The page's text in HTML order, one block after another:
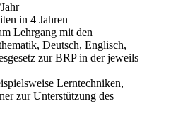
in 4 Jahren
Lehrgang mit den
Deutsch, Englisch,
zur BRP in der jeweils
Lerntechniken,
zur Unterstützung des